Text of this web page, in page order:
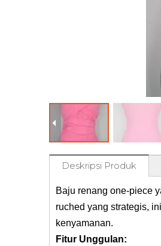
Deskripsi Produk
Baju renang one-piece
ruched yang strategis,
kenyamanan.
Fitur Unggulan: